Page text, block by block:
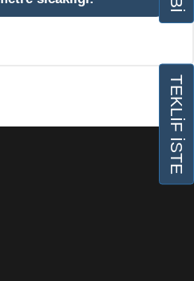
TEKLİF İSTE